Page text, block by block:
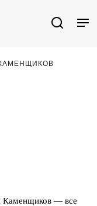
Каменщиков — все